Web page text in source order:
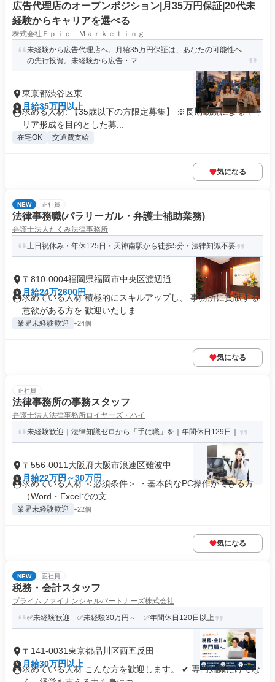
広告代理店のオープンポジション|月35万円保証|20代未
経験からキャリアを選べる
株式会社Ｅｐｉｃ Ｍａｒｋｅｔｉｎｇ
未経験から広告代理店へ。月給35万円保証は、あなたの可能性へ
の先行投資。未経験から広告・マ...
東京都渋谷区東
月給35万円以上
求める人材: 【35歳以下の方限定募集】 ※長期勤続によるキャ
リア形成を目的とした募...
在宅OK 交通費支給
気になる
NEW 正社員
法律事務職(パラリーガル・弁護士補助業務)
弁護士法人たくみ法律事務所
土日祝休み・年休125日・天神南駅から徒歩5分・法律知識不要
〒810-0004福岡県福岡市中央区渡辺通
月給24万2600円
求めている人材 積極的にスキルアップし、 事務所に貢献する
意欲がある方を 歓迎いたしま...
業界未経験歓迎 +24個
気になる
正社員
法律事務所の事務スタッフ
弁護士法人法律事務所ロイヤーズ・ハイ
未経験歓迎｜法律知識ゼロから「手に職」を｜年間休日129日｜
〒556-0011大阪府大阪市浪速区難波中
月給22万円～30万円
求めている人材 ＜必須条件＞ ・基本的なPC操作ができる方
（Word・Excelでの文...
業界未経験歓迎 +22個
気になる
NEW 正社員
税務・会計スタッフ
プライムファイナンシャルパートナーズ株式会社
✅未経験歓迎 ✅未経験30万円～ ✅年間休日120日以上
〒141-0031東京都品川区西五反田
月給30万円以上
求めている人材 こんな方を歓迎します。 ✔ 専門知識だけでな